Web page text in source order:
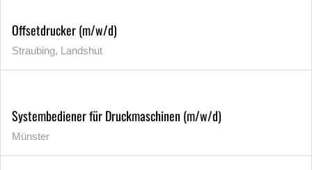
Offsetdrucker (m/w/d)
Straubing, Landshut
Systembediener für Druckmaschinen (m/w/d)
Münster